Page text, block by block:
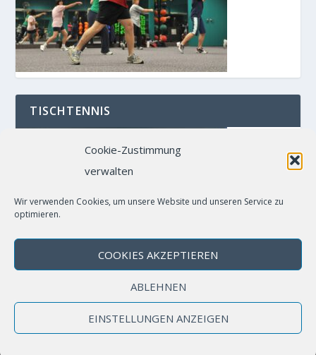
Cookie-Zustimmung
verwalten
Wir verwenden Cookies, um unsere Website und unseren Service zu
optimieren.
COOKIES AKZEPTIEREN
ABLEHNEN
EINSTELLUNGEN ANZEIGEN
TISCHTENNIS
TSV Täfertingen| info@tsvtaefertingen.de